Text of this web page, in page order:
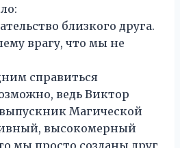
близкого друга.
врагу, что мы не
справиться
ведь Виктор
Магической
высокомерный
мы просто созданы друг